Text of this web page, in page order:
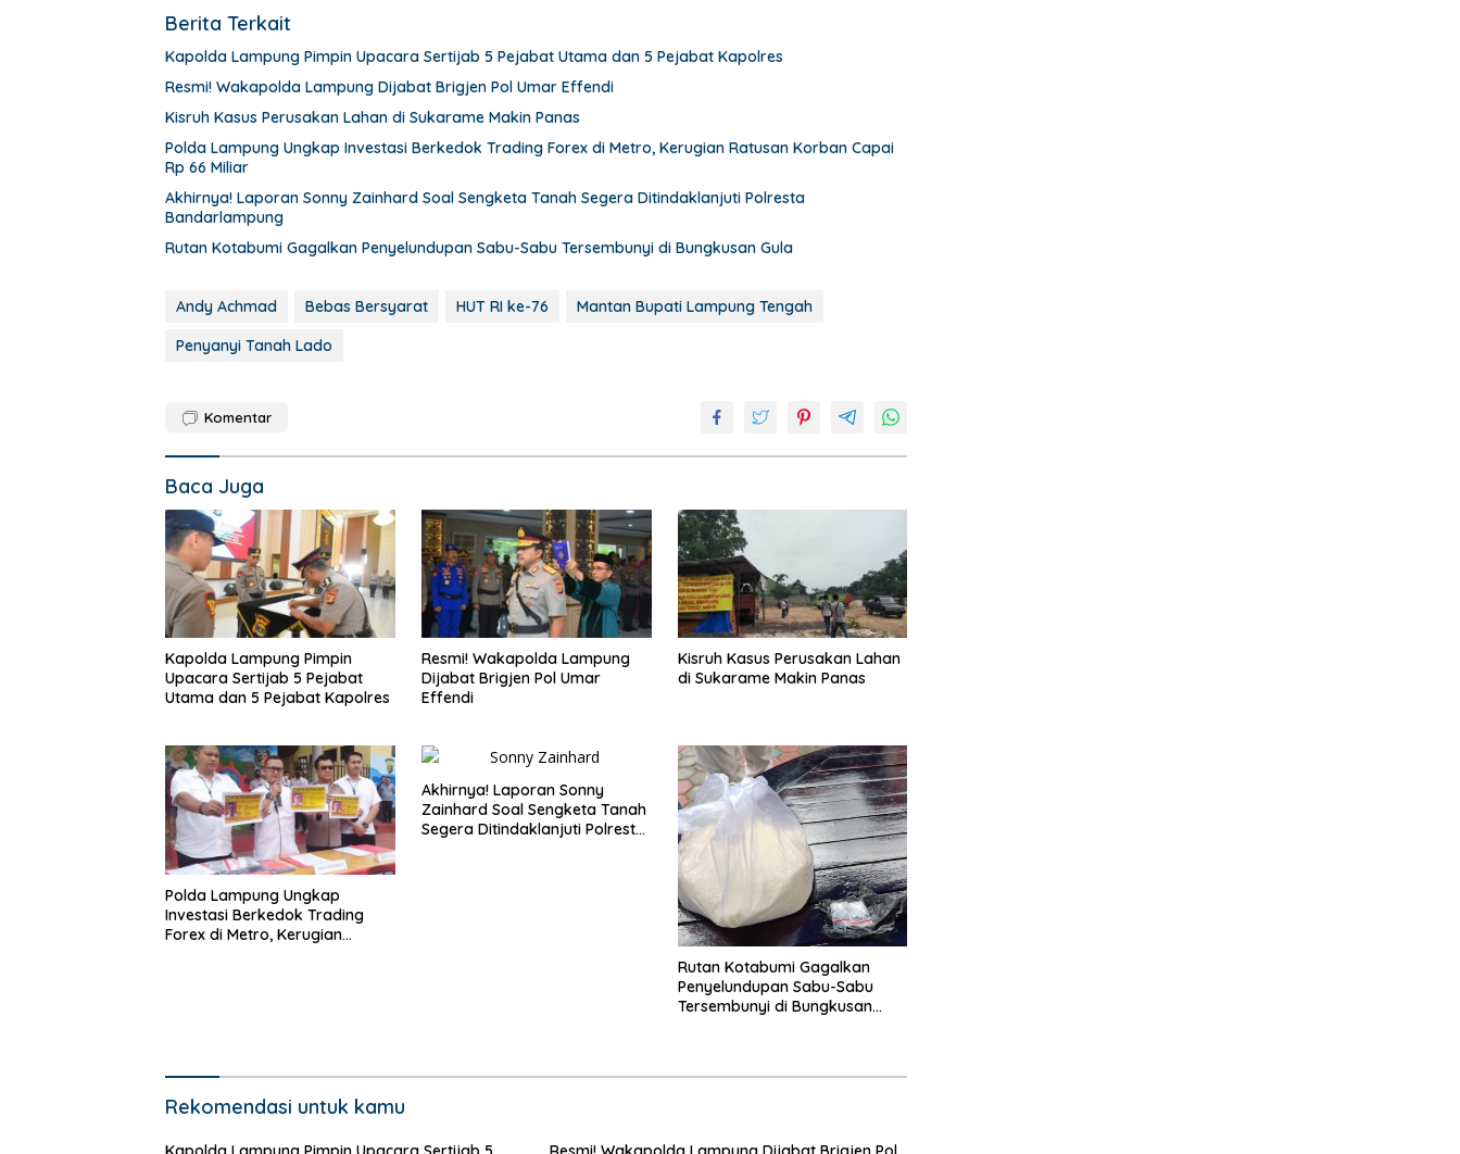
Berita Terkait
Kapolda Lampung Pimpin Upacara Sertijab 5 Pejabat Utama dan 5 Pejabat Kapolres
Resmi! Wakapolda Lampung Dijabat Brigjen Pol Umar Effendi
Kisruh Kasus Perusakan Lahan di Sukarame Makin Panas
Polda Lampung Ungkap Investasi Berkedok Trading Forex di Metro, Kerugian Ratusan Korban Capai
Rp 66 Miliar
Akhirnya! Laporan Sonny Zainhard Soal Sengketa Tanah Segera Ditindaklanjuti Polresta
Bandarlampung
Rutan Kotabumi Gagalkan Penyelundupan Sabu-Sabu Tersembunyi di Bungkusan Gula
Andy Achmad Bebas Bersyarat HUT RI ke-76
Mantan Bupati Lampung Tengah
Penyanyi Tanah Lado
Komentar
Baca Juga
Kapolda Lampung Pimpin
Upacara Sertijab 5 Pejabat
Utama dan 5 Pejabat Kapolres
Resmi! Wakapolda Lampung
Dijabat Brigjen Pol Umar
Effendi
Kisruh Kasus Perusakan Lahan
di Sukarame Makin Panas
Polda Lampung Ungkap
Investasi Berkedok Trading
Forex di Metro, Kerugian
Akhirnya! Laporan Sonny
Zainhard Soal Sengketa Tanah
Segera Ditindaklanjuti Polresta
Rutan Kotabumi Gagalkan
Penyelundupan Sabu-Sabu
Tersembunyi di Bungkusan
Rekomendasi untuk kamu